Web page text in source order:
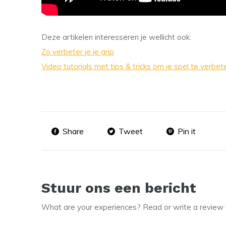
Deze artikelen interesseren je wellicht ook:
Zo verbeter je je grip
Video tutorials met tips & tricks om je spel te
Share Tweet Pin it
Stuur ons een bericht
What are your experiences? Read or write a review